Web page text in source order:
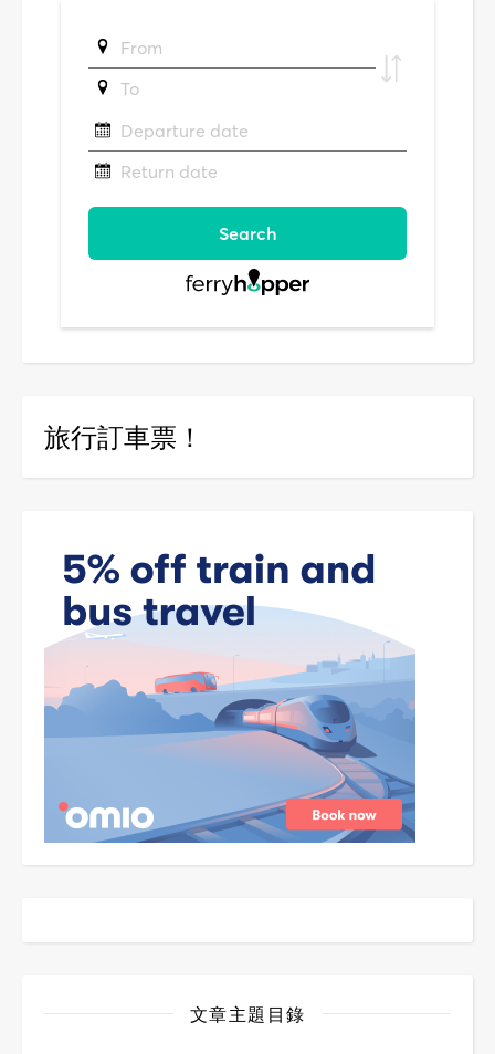
旅行訂車票！
文章主題目錄